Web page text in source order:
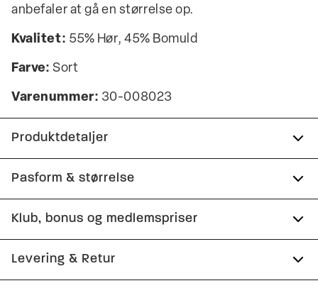
anbefaler at gå en størrelse op.
Kvalitet: 55% Hør, 45% Bomuld
Farve: Sort
Varenummer: 30-008023
Produktdetaljer
Fremstillet i bomuldsblend med hør.
Der er to sidelommer.
Der er to baglommer med flap.
Pasform & størrelse
Fit:Relaxed fit
lår og ned ad benet
Klub, bonus og medlemspriser
Tilmeld dig Club Wagner helt gratis.
Levering & Retur